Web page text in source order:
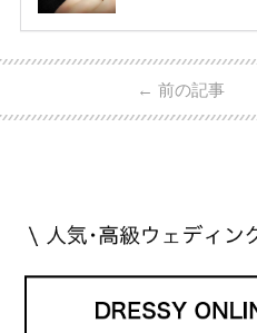
ング」は、 小栗
なので、 とても
は、10～30万円ほ
← 前の記事